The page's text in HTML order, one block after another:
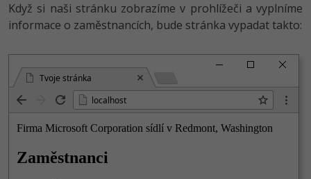
Když si naši stránku zobrazíme v prohlížeči a vyplníme
informace o zaměstnancích, bude stránka vypadat takto:
Tvoje stránka
localhost